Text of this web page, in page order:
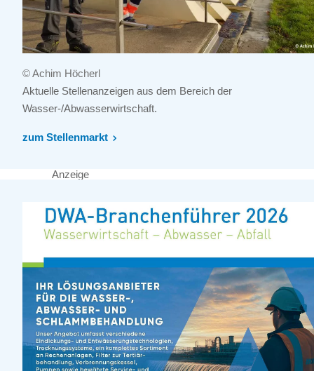
© Achim Höcherl
Aktuelle Stellenanzeigen aus dem Bereich der
Wasser-/Abwasserwirtschaft.
zum Stellenmarkt
Anzeige